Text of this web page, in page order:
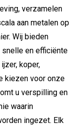
verzamelen
aan metalen op
Wij bieden
en efficiënte
koper,
kiezen voor onze
u verspilling en
waarin
ingezet. Elk